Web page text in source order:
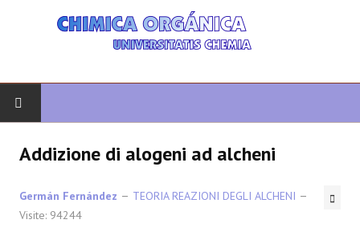
ORGANICA AVANZATA
Addizione di alogeni ad alcheni
Germán Fernández
TEORIA REAZIONI DEGLI ALCHENI
Visite: 94244